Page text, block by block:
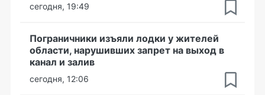
сегодня, 19:49
Пограничники изъяли лодки у жителей
области, нарушивших запрет на выход в
канал и залив
сегодня, 12:06